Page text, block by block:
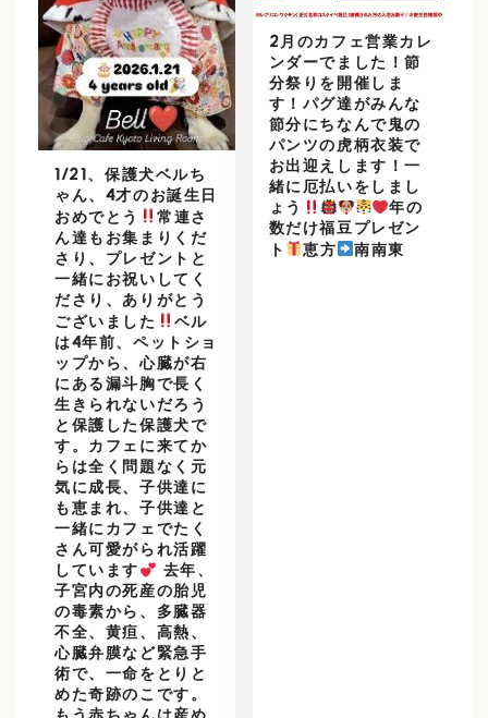
1/21、保護犬ベルち
ゃん、4才のお誕生日
おめでとう
常連さ
ん達もお集まりくだ
さり、プレゼントと
一緒にお祝いしてく
ださり、ありがとう
ございました
ベル
は4年前、ペットショ
ップから、心臓が右
にある漏斗胸で長く
生きられないだろう
と保護した保護犬で
す。カフェに来てか
らは全く問題なく元
気に成長、子供達に
も恵まれ、子供達と
一緒にカフェでたく
さん可愛がられ活躍
しています
去年、
子宮内の死産の胎児
の毒素から、多臓器
不全、黄疸、高熱、
心臓弁膜など緊急手
術で、一命をとりと
めた奇跡のこです。
2月のカフェ営業カレ
ンダーでました！節
分祭りを開催しま
す！パグ達がみんな
節分にちなんで鬼の
パンツの虎柄衣装で
お出迎えします！一
緒に厄払いをしまし
ょう
年の
数だけ福豆プレゼン
ト
恵方 南南東